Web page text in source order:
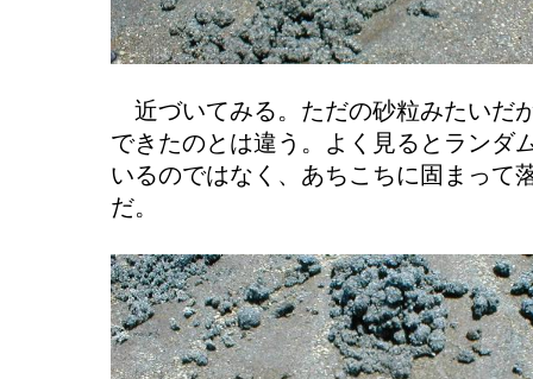
近づいてみる。ただの砂粒みたいだ
できたのとは違う。よく見るとランダ
いるのではなく、あちこちに固まって
だ。